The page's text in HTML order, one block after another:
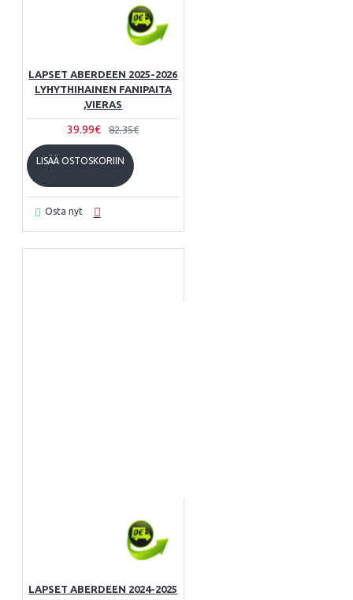
LAPSET ABERDEEN 2025-2026
LYHYTHIHAINEN FANIPAITA
,VIERAS
39.99€ 82.35€
LISÄÄ OSTOSKORIIN
Osta nyt
LAPSET ABERDEEN 2024-2025